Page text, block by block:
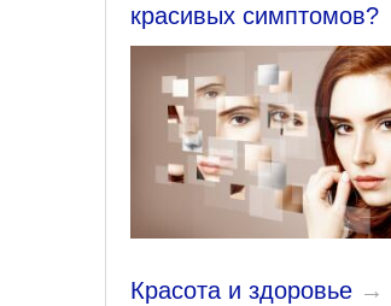
красивых симптомов?
Красота и здоровье →